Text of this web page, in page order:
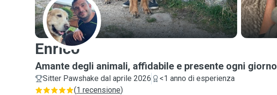
E
Enrico
Amante degli animali, affidabile e presente ogni giorno
Sitter Pawshake dal aprile 2026
<1 anno di esperienza
(1 recensione)